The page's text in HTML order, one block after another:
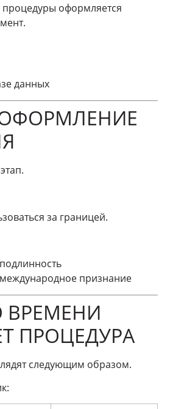
оформляется
данных
за границей.
признание
ВРЕМЕНИ
ПРОЦЕДУРА
следующим образом.